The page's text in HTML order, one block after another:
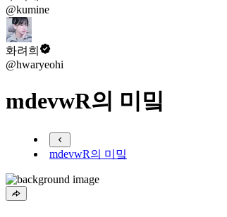
@kumine
화려희
@hwaryeohi
mdevwR의 미밐
mdevwR의 미밐